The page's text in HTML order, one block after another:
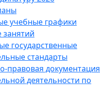
учебные графики
занятий
государственные
стандарты
правовая документация
деятельности по